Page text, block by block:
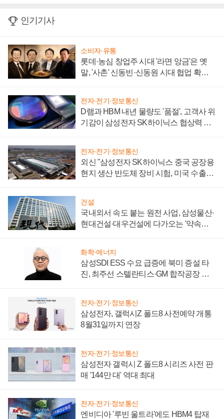
인기기사
소비자·유통
롯데·농심 창업주 시대 '라면 앙금'은 옛
말, '사촌' 신동빈·신동원 시대 협업 확대
전자·전기·정보통신
D램과 HBM 내년 물량도 '품절', 고객사 위
기감이 삼성전자 SK하이닉스 협상력 더
전자·전기·정보통신
외신 "삼성전자 SK하이닉스 중국 공장용
현지 생산 반도체 장비 시험, 미국 수출통
건설
국내외서 속도 붙는 원전 사업, 삼성물산·
현대건설·대우건설에 다가오는 '약속의
화학·에너지
삼성SDI ESS 수요 급증에 북미 증설 타
진, 최주선 스텔란티스·GM 합작공장 건
전자·전기·정보통신
삼성전자, 갤럭시Z 폴드8 사전예약 개통
8월31일까지 연장
전자·전기·정보통신
삼성전자 갤럭시 Z 폴드8 시리즈 사전 판
매 '144만 대' 역대 최대
전자·전기·정보통신
엔비디아 '루빈 울트라'에도 HBM4 탑재